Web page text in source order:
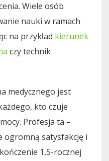
Wiele osób
nauki w ramach
na przykład kierunek
czy technik
medycznego jest
kto czuje
Profesja ta –
ogromną satysfakcję i
1,5-rocznej